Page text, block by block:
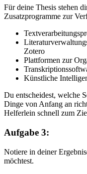
Für deine Thesis stehen
Zusatzprogramme zur
Zotero
Plattformen zur
Künstliche
Du entscheidest, welche
Dinge von Anfang an
Helferlein schnell zum
Aufgabe 3:
Notiere in deiner
möchtest.